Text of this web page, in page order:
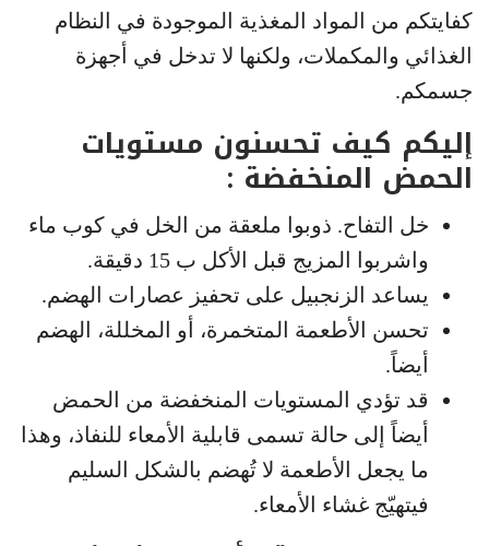
كفايتكم من المواد المغذية الموجودة في النظام
الغذائي والمكملات، ولكنها لا تدخل في أجهزة
جسمكم.
إليكم كيف تحسنون مستويات
الحمض المنخفضة :
خل التفاح. ذوبوا ملعقة من الخل في كوب ماء
واشربوا المزيج قبل الأكل ب 15 دقيقة.
يساعد الزنجبيل على تحفيز عصارات الهضم.
تحسن الأطعمة المتخمرة، أو المخللة، الهضم
أيضاً.
قد تؤدي المستويات المنخفضة من الحمض
أيضاً إلى حالة تسمى قابلية الأمعاء للنفاذ، وهذا
ما يجعل الأطعمة لا تُهضم بالشكل السليم
فيتهيّج غشاء الأمعاء.